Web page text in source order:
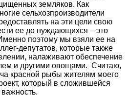
земляков. Как
сельхозпроизводители
на эти цели свою
ее до нуждающихся – это
поэтому мы взяли ее на
депутатов, которые также
налаживают обеспечение
и другими овощами. Считаю,
красной рыбы жителям моего
который в сложившейся